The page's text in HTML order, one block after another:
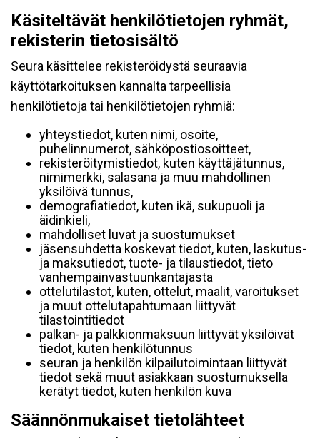
Käsiteltävät henkilötietojen ryhmät,
rekisterin tietosisältö
Seura käsittelee rekisteröidystä seuraavia
käyttötarkoituksen kannalta tarpeellisia
henkilötietoja tai henkilötietojen ryhmiä:
yhteystiedot, kuten nimi, osoite,
puhelinnumerot, sähköpostiosoitteet,
rekisteröitymistiedot, kuten käyttäjätunnus,
nimimerkki, salasana ja muu mahdollinen
yksilöivä tunnus,
demografiatiedot, kuten ikä, sukupuoli ja
äidinkieli,
mahdolliset luvat ja suostumukset
jäsensuhdetta koskevat tiedot, kuten, laskutus-
ja maksutiedot, tuote- ja tilaustiedot, tieto
vanhempainvastuunkantajasta
ottelutilastot, kuten, ottelut, maalit, varoitukset
ja muut ottelutapahtumaan liittyvät
tilastointitiedot
palkan- ja palkkionmaksuun liittyvät yksilöivät
tiedot, kuten henkilötunnus
seuran ja henkilön kilpailutoimintaan liittyvät
tiedot sekä muut asiakkaan suostumuksella
kerätyt tiedot, kuten henkilön kuva
Säännönmukaiset tietolähteet